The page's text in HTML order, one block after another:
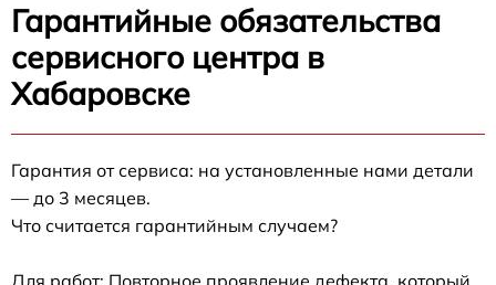
Гарантийные обязательства
сервисного центра в
Хабаровске
Гарантия от сервиса: на установленные нами детали
— до 3 месяцев.
Что считается гарантийным случаем?